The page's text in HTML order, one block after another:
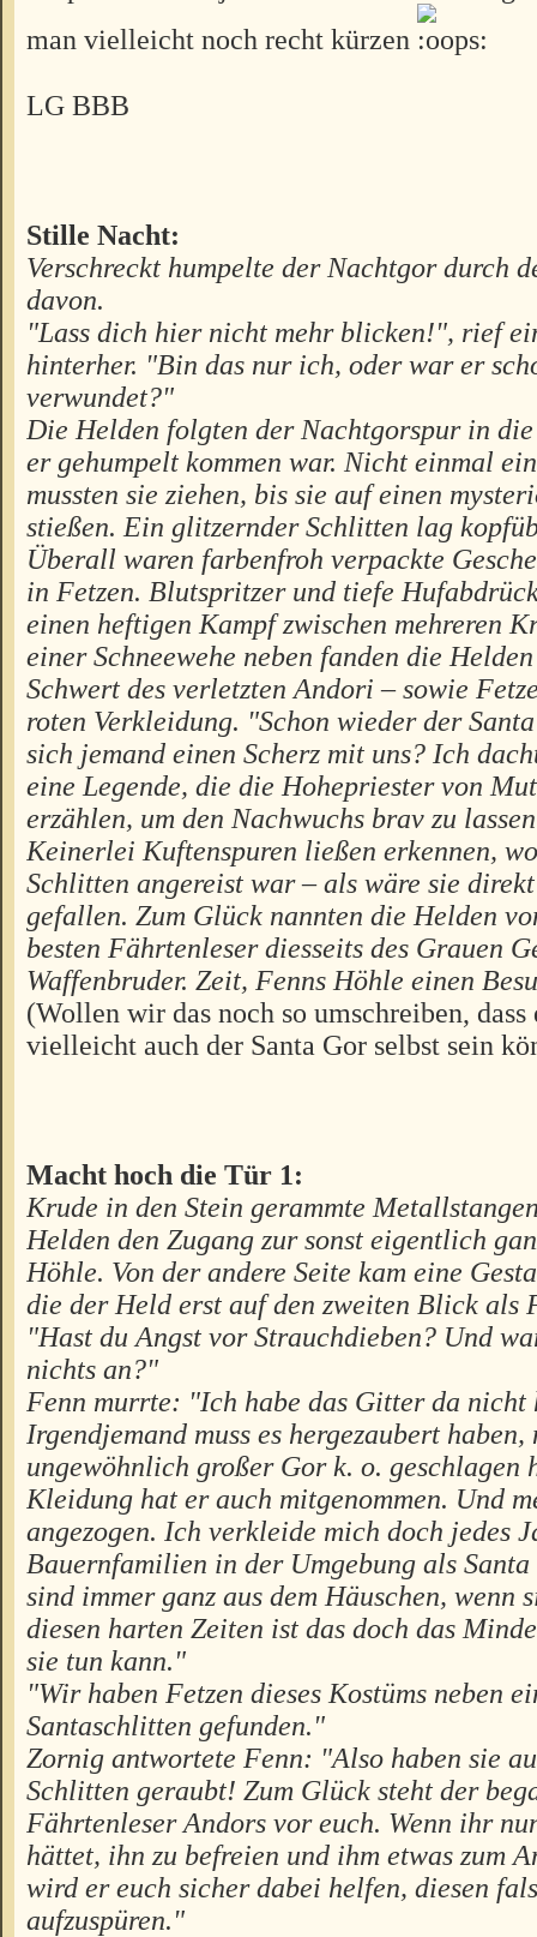
man vielleicht noch recht kürzen
LG BBB
Stille Nacht:
Verschreckt humpelte der Nachtgor durch
davon.
"Lass dich hier nicht mehr blicken!", rief
hinterher. "Bin das nur ich, oder war er
verwundet?"
Die Helden folgten der Nachtgorspur in
er gehumpelt kommen war. Nicht einmal
mussten sie ziehen, bis sie auf einen
stießen. Ein glitzernder Schlitten lag
Überall waren farbenfroh verpackte
in Fetzen. Blutspritzer und tiefe
einen heftigen Kampf zwischen mehreren
einer Schneewehe neben fanden die
Schwert des verletzten Andori – sowie
roten Verkleidung. "Schon wieder der
sich jemand einen Scherz mit uns? Ich
eine Legende, die die Hohepriester von
erzählen, um den Nachwuchs brav zu
Keinerlei Kuftenspuren ließen erkennen,
Schlitten angereist war – als wäre sie
gefallen. Zum Glück nannten die Helden
besten Fährtenleser diesseits des Grauen
Waffenbruder. Zeit, Fenns Höhle einen
(Wollen wir das noch so umschreiben, dass
vielleicht auch der Santa Gor selbst sein
Macht hoch die Tür 1:
Krude in den Stein gerammte
Helden den Zugang zur sonst eigentlich
Höhle. Von der andere Seite kam eine
die der Held erst auf den zweiten Blick als
"Hast du Angst vor Strauchdieben? Und
nichts an?"
Fenn murrte: "Ich habe das Gitter da nicht
Irgendjemand muss es hergezaubert
ungewöhnlich großer Gor k. o. geschlagen
Kleidung hat er auch mitgenommen. Und
angezogen. Ich verkleide mich doch jedes
Bauernfamilien in der Umgebung als
sind immer ganz aus dem Häuschen, wenn
diesen harten Zeiten ist das doch das
sie tun kann."
"Wir haben Fetzen dieses Kostüms neben
Santaschlitten gefunden."
Zornig antwortete Fenn: "Also haben sie
Schlitten geraubt! Zum Glück steht der
Fährtenleser Andors vor euch. Wenn ihr
hättet, ihn zu befreien und ihm etwas zum
wird er euch sicher dabei helfen, diesen
aufzuspüren."